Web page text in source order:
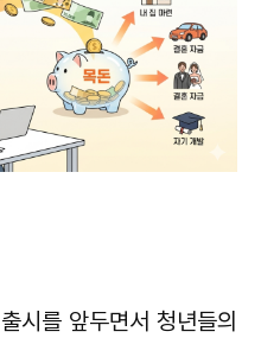
시를 앞두면서 청년들의